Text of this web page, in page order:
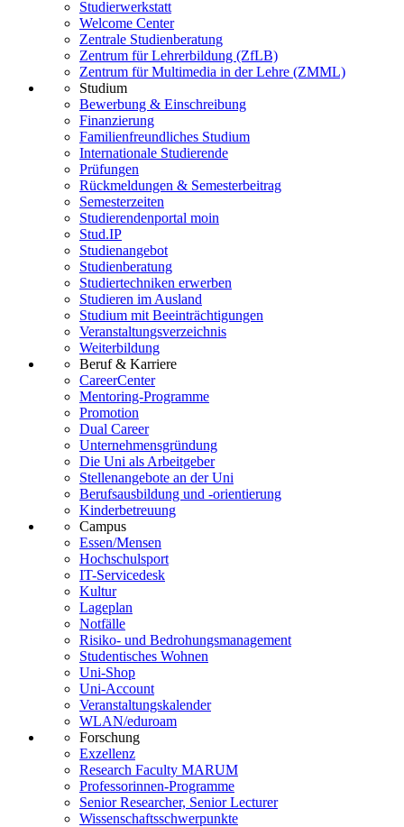
Studierwerkstatt
Welcome Center
Zentrale Studienberatung
Zentrum für Lehrerbildung (ZfLB)
Zentrum für Multimedia in der Lehre (ZMML)
Studium
Bewerbung & Einschreibung
Finanzierung
Familienfreundliches Studium
Internationale Studierende
Prüfungen
Rückmeldungen & Semesterbeitrag
Semesterzeiten
Studierendenportal moin
Stud.IP
Studienangebot
Studienberatung
Studiertechniken erwerben
Studieren im Ausland
Studium mit Beeinträchtigungen
Veranstaltungsverzeichnis
Weiterbildung
Beruf & Karriere
CareerCenter
Mentoring-Programme
Promotion
Dual Career
Unternehmensgründung
Die Uni als Arbeitgeber
Stellenangebote an der Uni
Berufsausbildung und -orientierung
Kinderbetreuung
Campus
Essen/Mensen
Hochschulsport
IT-Servicedesk
Kultur
Lageplan
Notfälle
Risiko- und Bedrohungsmanagement
Studentisches Wohnen
Uni-Shop
Uni-Account
Veranstaltungskalender
WLAN/eduroam
Forschung
Exzellenz
Research Faculty MARUM
Professorinnen-Programme
Senior Researcher, Senior Lecturer
Wissenschaftsschwerpunkte